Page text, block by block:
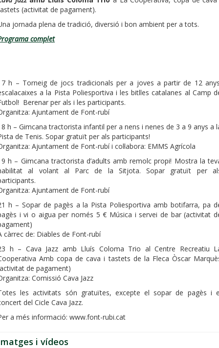
(activitat de pagament).
jornada plena de tradició, diversió i bon ambient per a tots.
complet
h – Torneig de jocs tradicionals per a joves a partir de 12
a la Pista Poliesportiva i les bitlles catalanes al Camp
Berenar per als i les participants.
Ajuntament de Font-rubí
h – Gimcana tractorista infantil per a nens i nenes de 3 a 9 anys a
de Tenis. Sopar gratuït per als participants!
Ajuntament de Font-rubí i col·labora: EMMS Agrícola
h – Gimcana tractorista d’adults amb remolc propi! Mostra la
al volant al Parc de la Sitjota. Sopar gratuït per
Ajuntament de Font-rubí
h – Sopar de pagès a la Pista Poliesportiva amb botifarra, pa
i vi o aigua per només 5 € Música i servei de bar (activitat
càrrec de: Diables de Font-rubí
h – Cava Jazz amb Lluís Coloma Trio al Centre Recreatiu
Amb copa de cava i tastets de la Fleca Òscar
de pagament)
Comissió Cava Jazz
les activitats són gratuïtes, excepte el sopar de pagès i
del Cicle Cava Jazz.
a més informació: www.font-rubi.cat
i vídeos